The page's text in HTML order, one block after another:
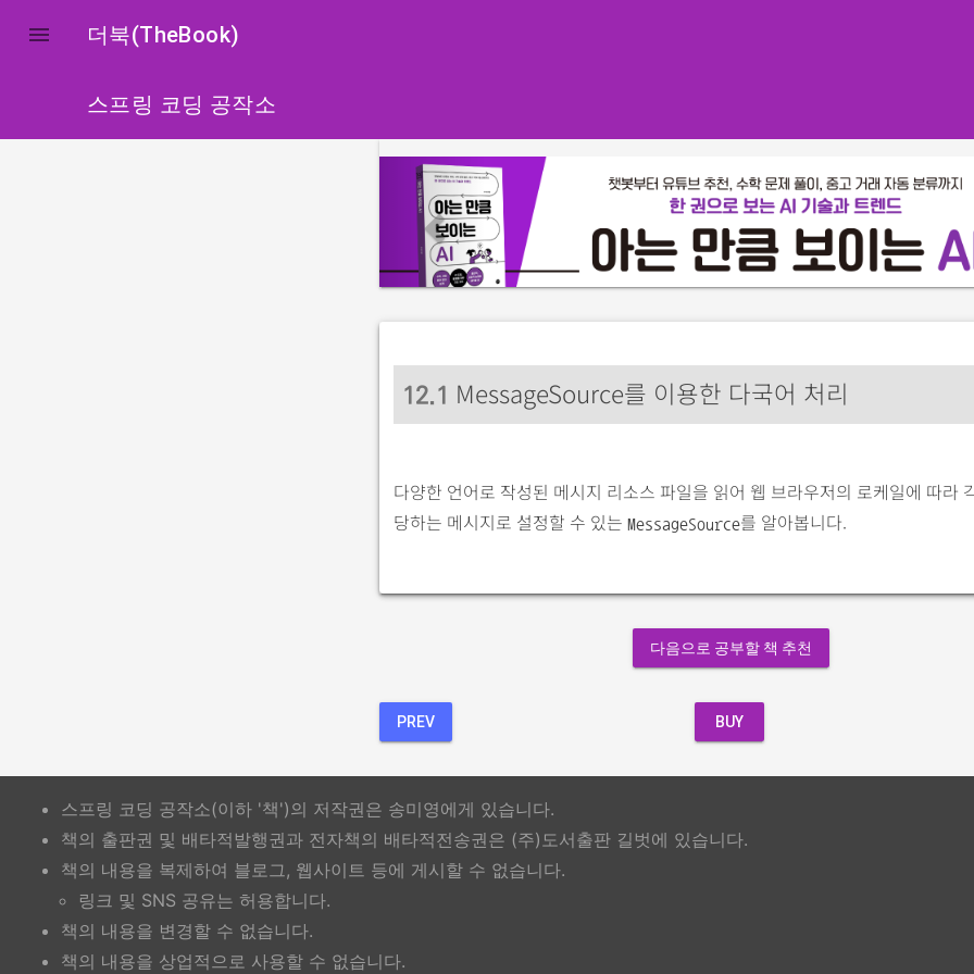
 더북(TheBook)
스프링 코딩 공작소
p
r
e
v
i
o
s
12.1 MessageSource를 이용한 다국어 처리
다양한 언어로 작성된 메시지 리소스 파일을 읽어 웹 브라우저의 로케일에 따라
당하는 메시지로 설정할 수 있는 MessageSource를 알아봅니다.
다음으로 공부할 책 추천
PREV BUY
스프링 코딩 공작소(이하 '책')의 저작권은 송미영에게 있습니다.
책의 출판권 및 배타적발행권과 전자책의 배타적전송권은 (주)도서출판 길벗에 있습니다.
책의 내용을 복제하여 블로그, 웹사이트 등에 게시할 수 없습니다.
링크 및 SNS 공유는 허용합니다.
책의 내용을 변경할 수 없습니다.
책의 내용을 상업적으로 사용할 수 없습니다.